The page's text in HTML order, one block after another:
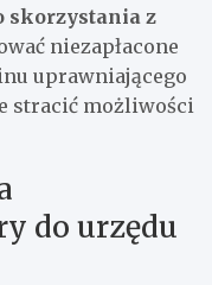
skorzystania z
niezapłacone
uprawniającego
stracić możliwości
do urzędu